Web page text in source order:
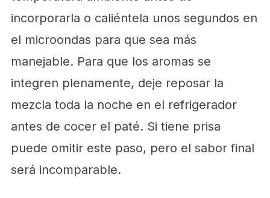
incorporarla o caliéntela unos segundos en
el microondas para que sea más
manejable. Para que los aromas se
integren plenamente, deje reposar la
mezcla toda la noche en el refrigerador
antes de cocer el paté. Si tiene prisa
puede omitir este paso, pero el sabor final
será incomparable.